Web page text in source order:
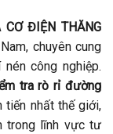
CƠ ĐIỆN THĂNG
chuyên cung
công nghiệp.
tra rò rỉ đường
nhất thế giới,
trong lĩnh vực tư